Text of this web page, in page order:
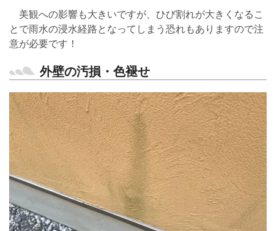
美観への影響も大きいですが、ひび割れが大きくなるこ
とで雨水の浸水経路となってしまう恐れもありますので注
意が必要です！
外壁の汚損・色褪せ